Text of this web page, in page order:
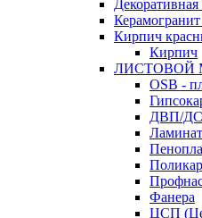
Кирпич
Кирпич
ЛИСТОВОЙ
OSB -
ДВП/
Ламинат
Фанера
ЦСП